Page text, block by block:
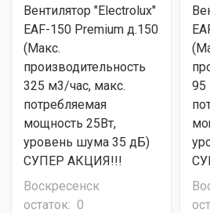
Вентилятор "Electrolux"
EAF-150 Premium д.150
(Макс.
производительность
325 м3/час, макс.
потребляемая
мощность 25Вт,
уровень шума 35 дБ)
СУПЕР АКЦИЯ!!!
Воскресенск
остаток: 0
95